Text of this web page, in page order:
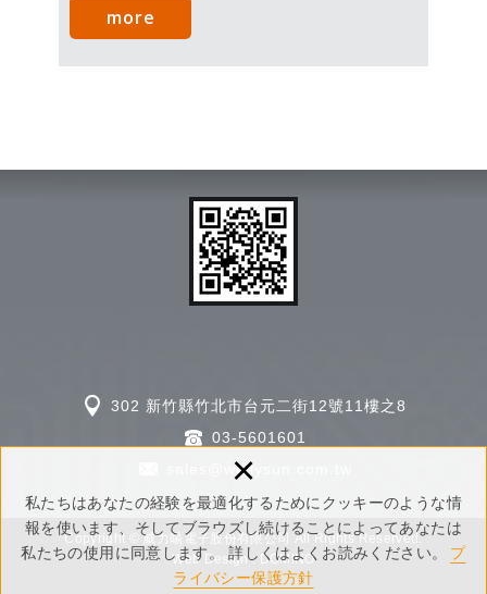
私たちはあなたの経験を最適化するためにクッキーのような情
報を使います、そしてブラウズし続けることによってあなたは
私たちの使用に同意します。 詳しくはよくお読みください。
プ
ライバシー保護方針
×
ションに関する専門知識を持ち、車載ネットワー
クや車両診断（CAN FD、UDS、ブートローダ
more
302 新竹縣竹北市台元二街12號11樓之8
03-5601601
sales@wellysun.com.tw
Copyright © 威力暘電子股份有限公司 All Rights Reserved.
Web Design : DOMINO